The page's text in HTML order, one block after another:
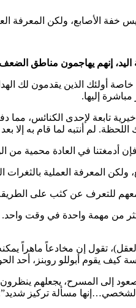
الأصابع، ولكن المعرفة
إنهم يهاجمون مناطق الضعف
خاصة أولئك الذين يقدمون لك
تابعة لإحدى الكنائس، مما
لم أنتبه لما قام به إلا
في العادة محمية من
المعرفة العملية بالثغرات
للتعرف عن كثب على الطريقة
من مهمة واحدة في وقت
تقول إن مخادعاً ماهراً
كيف يقوم أبوللو روبنز،
إلى المسرح، يجعلهم
مسألة تركيز